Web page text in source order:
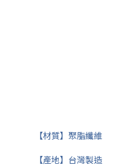
【材質】聚脂纖維
【產地】台灣製造